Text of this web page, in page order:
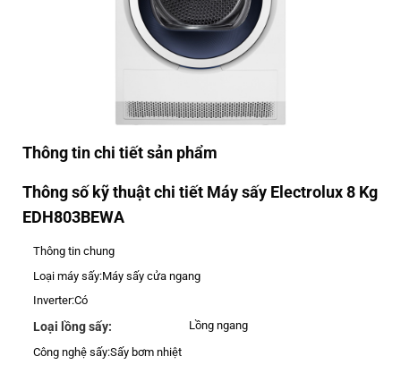
Thông tin chi tiết sản phẩm
Thông số kỹ thuật chi tiết Máy sấy Electrolux 8 Kg
EDH803BEWA
Thông tin chung
Loại máy sấy:Máy sấy cửa ngang
Inverter:Có
Loại lồng sấy:
Lồng ngang
Công nghệ sấy:Sấy bơm nhiệt